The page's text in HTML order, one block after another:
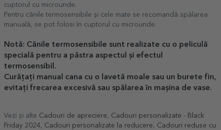
cuptorul cu microunde.
Pentru cănile termosensibile și cele mate se recomandă spălarea
manuală, se pot folosi în cuptorul cu microunde.
Notă: Cănile termosensibile sunt realizate cu o peliculă
specială pentru a păstra aspectul și efectul
termosensibil.
Curățați manual cana cu o lavetă moale sau un burete fin,
evitați frecarea excesivă sau spălarea în mașina de vase.
Vezi și alte Cadouri de apreciere, Cadouri personalizate - Black
Friday 2024, Cadouri personalizate la reducere, Cadouri reduse cu